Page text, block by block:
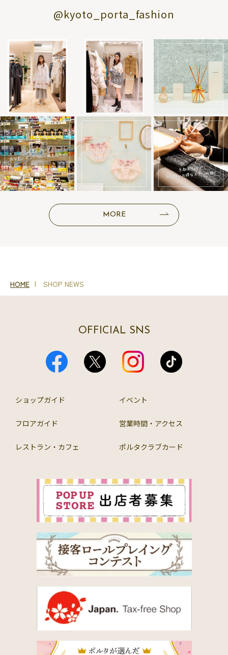
@kyoto_porta_fashion
MORE
HOME SHOP NEWS
OFFICIAL SNS
ショップガイド イベント
フロアガイド 営業時間・アクセス
レストラン・カフェ ポルタクラブカード